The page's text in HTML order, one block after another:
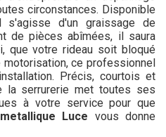
circonstances. Disponible
d'un graissage de
de pièces abîmées, il saura
que votre rideau soit bloqué
ce professionnel
Précis, courtois et
la serrurerie met toutes ses
à votre service pour que
Luce vous donne